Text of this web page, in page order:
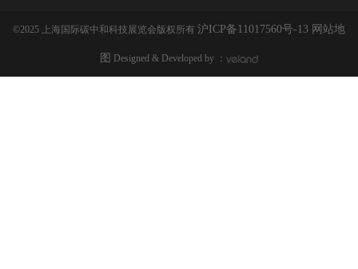
©2025 上海国际碳中和科技展览会版权所有 沪ICP备11017560号-13 网站地
图 Designed & Developed by ：